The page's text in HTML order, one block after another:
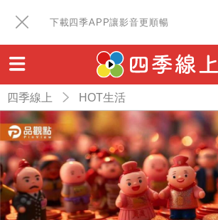
下載四季APP讓影音更順暢
四季線上 HOT生活